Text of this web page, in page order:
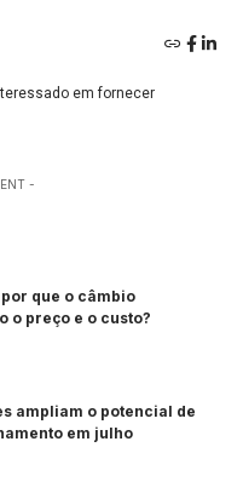
em fornecer
-
que o câmbio
o preço e o custo?
ampliam o potencial de
em julho